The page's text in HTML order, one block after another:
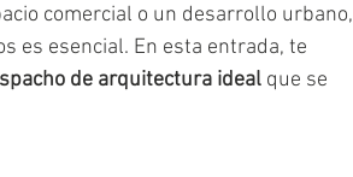
comercial o un desarrollo urbano,
es esencial. En esta entrada, te
de arquitectura ideal que se